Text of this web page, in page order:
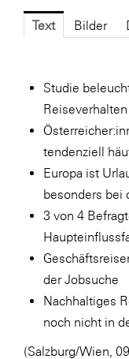
Getzner
ikp
Johnson &
JELD-WEN
kosaplaner
LAT Nitrogen
Libro
Lidl
Die Menü-
MTH Retail
OMV
Text Bilder
Studie
tendenziell
Europa ist
besonders bei
3 von 4
der Jobsuche
Nachhaltiges
noch nicht in
(Salzburg/Wien,